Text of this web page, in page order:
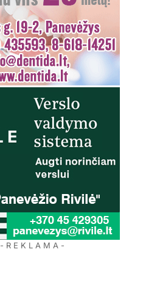
- R E K L A M A -